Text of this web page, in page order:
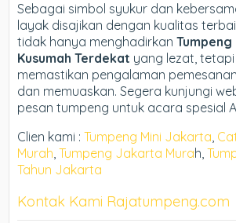
Sebagai simbol syukur dan
layak disajikan dengan kualitas
tidak hanya menghadirkanTumpeng
Kusumah Terdekat yang lezat,
memastikan pengalaman
dan memuaskan. Segera kunjungi
pesan tumpeng untuk acara spesial
Clien kami :Tumpeng Mini Jakarta,
Murah,Tumpeng Jakarta Murah,
Tahun Jakarta
Kontak Kami Rajatumpeng.com